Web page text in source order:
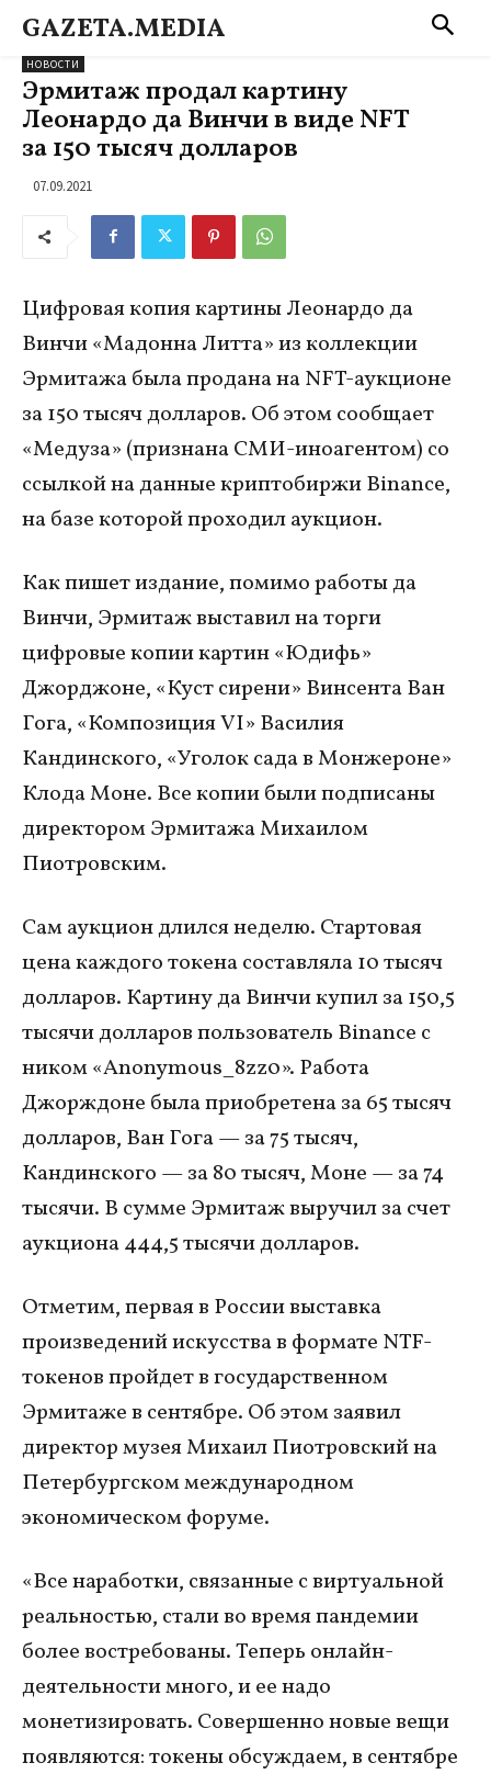
GAZETA.MEDIA
НОВОСТИ
Эрмитаж продал картину
Леонардо да Винчи в виде NFT
за 150 тысяч долларов
07.09.2021
Цифровая копия картины Леонардо да
Винчи «Мадонна Литта» из коллекции
Эрмитажа была продана на NFT-аукционе
за 150 тысяч долларов. Об этом сообщает
«Медуза» (признана СМИ-иноагентом) со
ссылкой на данные криптобиржи Binance,
на базе которой проходил аукцион.
Как пишет издание, помимо работы да
Винчи, Эрмитаж выставил на торги
цифровые копии картин «Юдифь»
Джорджоне, «Куст сирени» Винсента Ван
Гога, «Композиция VI» Василия
Кандинского, «Уголок сада в Монжероне»
Клода Моне. Все копии были подписаны
директором Эрмитажа Михаилом
Пиотровским.
Сам аукцион длился неделю. Стартовая
цена каждого токена составляла 10 тысяч
долларов. Картину да Винчи купил за 150,5
тысячи долларов пользователь Binance с
ником «Anonymous_8zz0». Работа
Джорждоне была приобретена за 65 тысяч
долларов, Ван Гога — за 75 тысяч,
Кандинского — за 80 тысяч, Моне — за 74
тысячи. В сумме Эрмитаж выручил за счет
аукциона 444,5 тысячи долларов.
Отметим, первая в России выставка
произведений искусства в формате NTF-
токенов пройдет в государственном
Эрмитаже в сентябре. Об этом заявил
директор музея Михаил Пиотровский на
Петербургском международном
экономическом форуме.
«Все наработки, связанные с виртуальной
реальностью, стали во время пандемии
более востребованы. Теперь онлайн-
деятельности много, и ее надо
монетизировать. Совершенно новые вещи
появляются: токены обсуждаем, в сентябре